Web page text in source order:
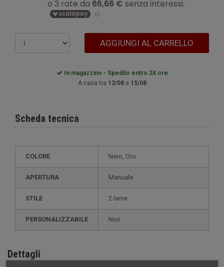
AGGIUNGI AL CARRELLO
In magazzino - Spedito entro 24 ore
A casa tra 12/08e 15/08
Scheda tecnica
COLORE Nero, Oro
APERTURA Manuale
STILE 2 lame
PERSONALIZZABILE non
Dettagli